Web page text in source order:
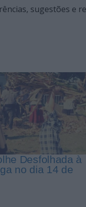
sugestões e
Desfolhada à
no dia 14 de